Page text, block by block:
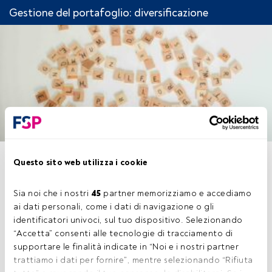
Questo sito web utilizza i cookie
Sia noi che i nostri 45 partner memorizziamo e accediamo
ai dati personali, come i dati di navigazione o gli
identificatori univoci, sul tuo dispositivo. Selezionando
“Accetta” consenti alle tecnologie di tracciamento di
supportare le finalità indicate in “Noi e i nostri partner
trattiamo i dati per fornire”, mentre selezionando “Rifiuta
Gestione del portafoglio: diversificazione
QUESTIONARIO GESTIONE
DIVERSIFICAZIONE
Questo è un articolo riservato agli utenti